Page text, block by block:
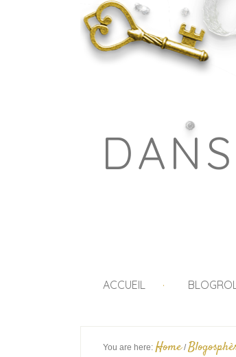
ACCUEIL
You are here: Home /